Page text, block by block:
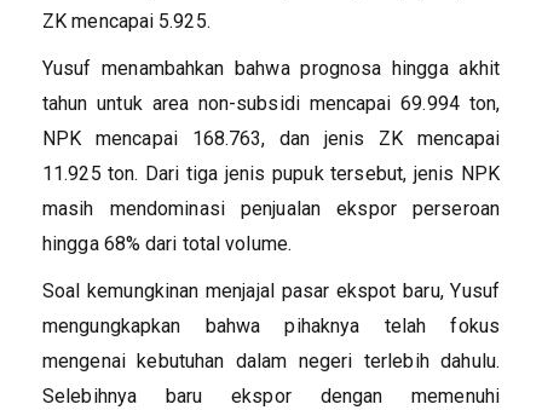
ZK mencapai 5.925.
Yusuf menambahkan bahwa prognosa hingga akhit
tahun untuk area non-subsidi mencapai 69.994 ton,
NPK mencapai 168.763, dan jenis ZK mencapai
11.925 ton. Dari tiga jenis pupuk tersebut, jenis NPK
masih mendominasi penjualan ekspor perseroan
hingga 68% dari total volume.
Soal kemungkinan menjajal pasar ekspot baru, Yusuf
mengungkapkan bahwa pihaknya telah fokus
mengenai kebutuhan dalam negeri terlebih dahulu.
Selebihnya baru ekspor dengan memenuhi